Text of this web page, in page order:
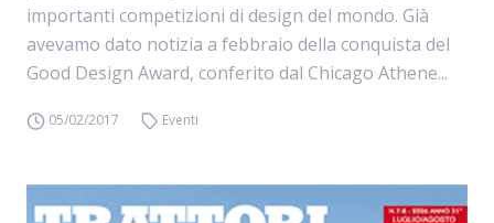
importanti competizioni di design del mondo. Già
avevamo dato notizia a febbraio della conquista del
Good Design Award, conferito dal Chicago Athene...
05/02/2017 Eventi